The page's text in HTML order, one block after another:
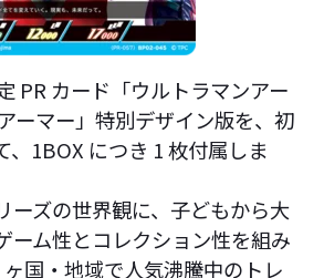
PR カード「ウルトラマンアー
ーマー」特別デザイン版を、初
、1BOX につき 1 枚付属しま
ーズの世界観に、子どもから大
ーム性とコレクション性を組み
国・地域で人気沸騰中のトレ